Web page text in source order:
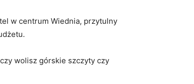
w centrum Wiednia, przytulny
⁤wolisz górskie szczyty czy